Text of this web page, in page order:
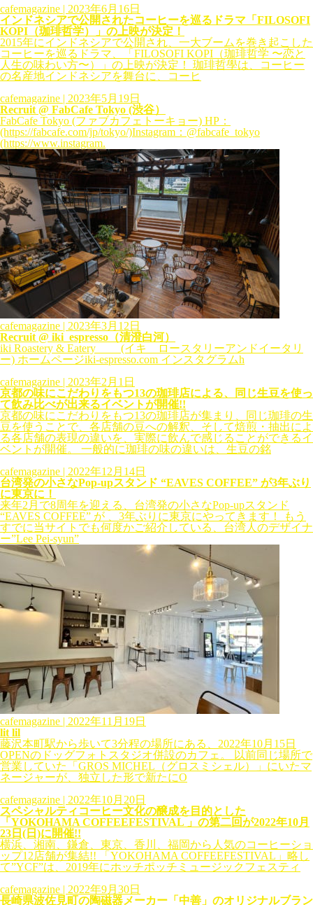
cafemagazine | 2023年6月16日
インドネシアで公開されたコーヒーを巡るドラマ「FILOSOFI
KOPI（珈琲哲学）」の上映が決定！
2015年にインドネシアで公開され、一大ブームを巻き起こした
コーヒーを巡るドラマ、「FILOSOFI KOPI（珈琲哲学 〜恋と
人生の味わい方〜）」の上映が決定！ 珈琲哲學は、コーヒー
の名産地インドネシアを舞台に、コーヒ
cafemagazine | 2023年5月19日
Recruit @ FabCafe Tokyo (渋谷）
FabCafe Tokyo (ファブカフェトーキョー) HP：
(https://fabcafe.com/jp/tokyo/)Instagram：@fabcafe_tokyo
(https://www.instagram.
cafemagazine | 2023年3月12日
Recruit @ iki_espresso（清澄白河）
iki Roastery & Eatery (イキ ロースタリーアンドイータリ
ー) ホームページiki-espresso.com インスタグラムh
cafemagazine | 2023年2月1日
京都の味にこだわりをもつ13の珈琲店による、同じ生豆を使っ
て飲み比べが出来るイベントが開催!!
京都の味にこだわりをもつ13の珈琲店が集まり、同じ珈琲の生
豆を使うことで、各店舗の豆への解釈、そして焙煎・抽出によ
る各店舗の表現の違いを、実際に飲んで感じることができるイ
ベントが開催。 一般的に珈琲の味の違いは、生豆の銘
cafemagazine | 2022年12月14日
台湾発の小さなPop-upスタンド “EAVES COFFEE” が3年ぶり
に東京に！
来年2月で8周年を迎える、台湾発の小さなPop-upスタンド
“EAVES COFFEE” が 、3年ぶりに東京にやってきます！ もう
すでに当サイトでも何度かご紹介している、台湾人のデザイナ
ー”Lee Pei-syun”
cafemagazine | 2022年11月19日
lit lil
藤沢本町駅から歩いて3分程の場所にある、2022年10月15日
OPENのドッグフォトスタジオ併設のカフェ。 以前同じ場所で
営業していた「GROS MICHEL（グロスミシェル）」にいたマ
ネージャーが、独立した形で新たにO
cafemagazine | 2022年10月20日
スペシャルティコーヒー文化の醸成を目的とした
「YOKOHAMA COFFEEFESTIVAL 」の第二回が2022年10月
23日(日)に開催!!
横浜、湘南、鎌倉、東京、香川、福岡から人気のコーヒーショ
ップ12店舗が集結!! 「YOKOHAMA COFFEEFESTIVAL」略し
て”YCF”は、2019年にホッチポッチミュージックフェスティ
cafemagazine | 2022年9月30日
長崎県波佐見町の陶磁器メーカー「中善」のオリジナルブラン